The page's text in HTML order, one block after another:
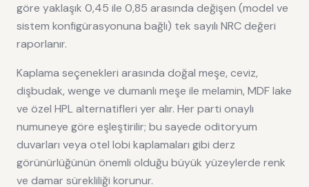
göre yaklaşık 0,45 ile 0,85 arasında değişen (model ve
sistem konfigürasyonuna bağlı) tek sayılı NRC değeri
raporlanır.
Kaplama seçenekleri arasında doğal meşe, ceviz,
dişbudak, wenge ve dumanlı meşe ile melamin, MDF lake
ve özel HPL alternatifleri yer alır. Her parti onaylı
numuneye göre eşleştirilir; bu sayede oditoryum
duvarları veya otel lobi kaplamaları gibi derz
görünürlüğünün önemli olduğu büyük yüzeylerde renk
ve damar sürekliliği korunur.